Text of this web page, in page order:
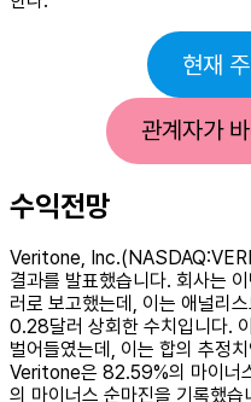
현재
관계자가
수익전망
Veritone,
결과를 발표했습니다. 회사는
러로 보고했는데, 이는 애널리
0.28달러 상회한 수치입니다.
벌어들였는데, 이는 합의 추정
Veritone은 82.59%의 마이너
의 마이너스 순마진을 기록했